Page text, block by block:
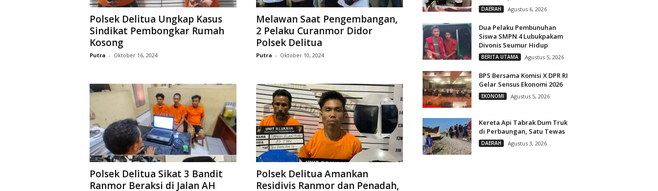
Polsek Delitua Ungkap Kasus
Sindikat Pembongkar Rumah
Kosong
Putra - Oktober 16, 2024
Melawan Saat Pengembangan,
2 Pelaku Curanmor Didor
Polsek Delitua
Putra - Oktober 10, 2024
Polsek Delitua Sikat 3 Bandit
Ranmor Beraksi di Jalan AH
Polsek Delitua Amankan
Residivis Ranmor dan Penadah,
DAERAH Agustus 6, 2026
Dua Pelaku Pembunuhan
Siswa SMPN 4 Lubukpakam
Divonis Seumur Hidup
BERITA UTAMA Agustus 5, 2026
BPS Bersama Komisi X DPR RI
Gelar Sensus Ekonomi 2026
EKONOMI Agustus 5, 2026
Kereta Api Tabrak Dum Truk
di Perbaungan, Satu Tewas
DAERAH Agustus 3, 2026